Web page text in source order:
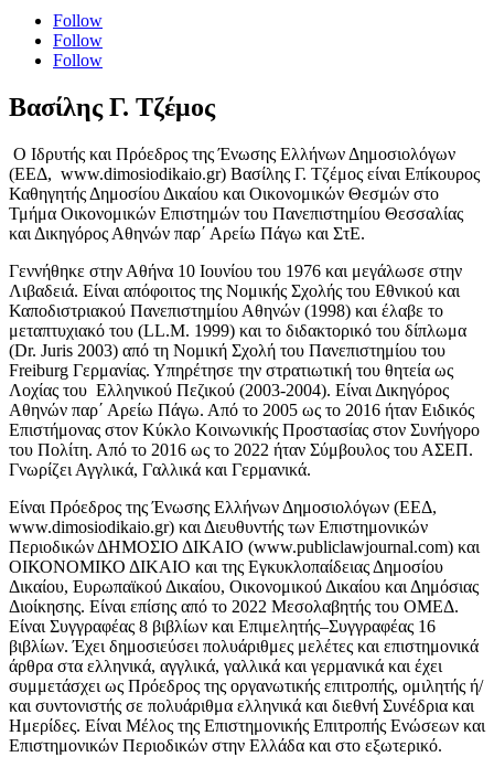
Follow
Follow
Follow
Βασίλης Γ. Τζέμος
Ο Ιδρυτής και Πρόεδρος της Ένωσης Ελλήνων Δημοσιολόγων
(ΕΕΔ, www.dimosiodikaio.gr) Βασίλης Γ. Τζέμος είναι Επίκουρος
Καθηγητής Δημοσίου Δικαίου και Οικονομικών Θεσμών στο
Τμήμα Οικονομικών Επιστημών του Πανεπιστημίου Θεσσαλίας
και Δικηγόρος Αθηνών παρ΄ Αρείω Πάγω και ΣτΕ.
Γεννήθηκε στην Αθήνα 10 Ιουνίου του 1976 και μεγάλωσε στην
Λιβαδειά. Είναι απόφοιτος της Νομικής Σχολής του Εθνικού και
Καποδιστριακού Πανεπιστημίου Αθηνών (1998) και έλαβε το
μεταπτυχιακό του (LL.M. 1999) και το διδακτορικό του δίπλωμα
(Dr. Juris 2003) από τη Νομική Σχολή του Πανεπιστημίου του
Freiburg Γερμανίας. Υπηρέτησε την στρατιωτική του θητεία ως
Λοχίας του Ελληνικού Πεζικού (2003-2004). Είναι Δικηγόρος
Αθηνών παρ΄ Αρείω Πάγω. Από το 2005 ως το 2016 ήταν Ειδικός
Επιστήμονας στον Κύκλο Κοινωνικής Προστασίας στον Συνήγορο
του Πολίτη. Από το 2016 ως το 2022 ήταν Σύμβουλος του ΑΣΕΠ.
Γνωρίζει Αγγλικά, Γαλλικά και Γερμανικά.
Είναι Πρόεδρος της Ένωσης Ελλήνων Δημοσιολόγων (ΕΕΔ,
www.dimosiodikaio.gr) και Διευθυντής των Επιστημονικών
Περιοδικών ΔΗΜΟΣΙΟ ΔΙΚΑΙΟ (www.publiclawjournal.com) και
ΟΙΚΟΝΟΜΙΚΟ ΔΙΚΑΙΟ και της Εγκυκλοπαίδειας Δημοσίου
Δικαίου, Ευρωπαϊκού Δικαίου, Οικονομικού Δικαίου και Δημόσιας
Διοίκησης. Είναι επίσης από το 2022 Μεσολαβητής του ΟΜΕΔ.
Είναι Συγγραφέας 8 βιβλίων και Επιμελητής–Συγγραφέας 16
βιβλίων. Έχει δημοσιεύσει πολυάριθμες μελέτες και επιστημονικά
άρθρα στα ελληνικά, αγγλικά, γαλλικά και γερμανικά και έχει
συμμετάσχει ως Πρόεδρος της οργανωτικής επιτροπής, ομιλητής ή/
και συντονιστής σε πολυάριθμα ελληνικά και διεθνή Συνέδρια και
Ημερίδες. Είναι Μέλος της Επιστημονικής Επιτροπής Ενώσεων και
Επιστημονικών Περιοδικών στην Ελλάδα και στο εξωτερικό.